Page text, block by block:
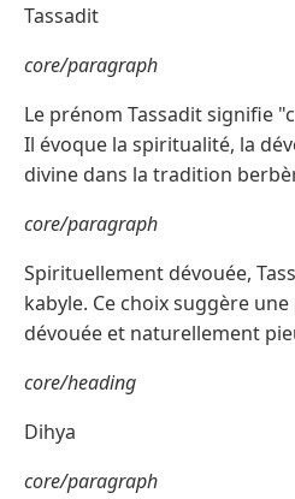
Tassadit
core/paragraph
Le prénom Tassadit signifie
Il évoque la spiritualité, la
divine dans la tradition
core/paragraph
Spirituellement dévouée,
kabyle. Ce choix suggère
dévouée et naturellement
core/heading
Dihya
core/paragraph